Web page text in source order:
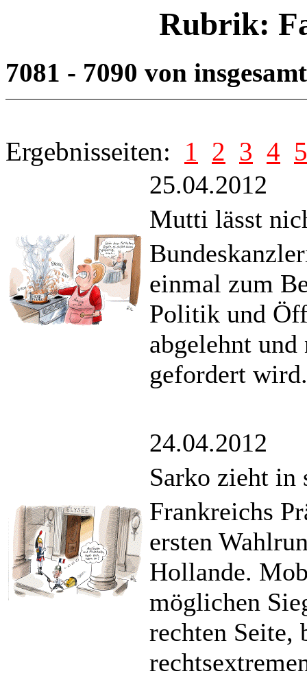
Rubrik:
7081 - 7090 von
Ergebnisseiten: 1 2 3 4 5
25.04.2012
Mutti lässt
einmal zum
Politik und
abgelehnt
gefordert wird.
24.04.2012
Sarko zieht in
Frankreichs
ersten
Hollande.
möglichen
rechten Seite,